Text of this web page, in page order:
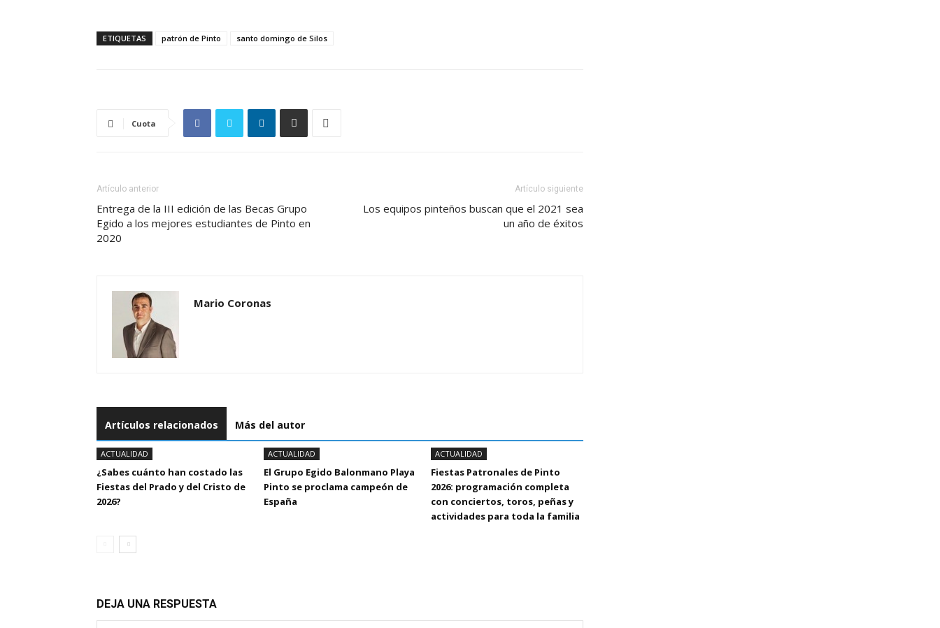
ETIQUETAS patrón de Pinto santo domingo de Silos
Cuota
Artículo anterior
Entrega de la III edición de las Becas Grupo
Egido a los mejores estudiantes de Pinto en
2020
Artículo siguiente
Los equipos pinteños buscan que el 2021 sea
un año de éxitos
Mario Coronas
Artículos relacionados Más del autor
ACTUALIDAD
¿Sabes cuánto han costado las
Fiestas del Prado y del Cristo de
2026?
ACTUALIDAD
El Grupo Egido Balonmano Playa
Pinto se proclama campeón de
España
ACTUALIDAD
Fiestas Patronales de Pinto
2026: programación completa
con conciertos, toros, peñas y
actividades para toda la familia
DEJA UNA RESPUESTA